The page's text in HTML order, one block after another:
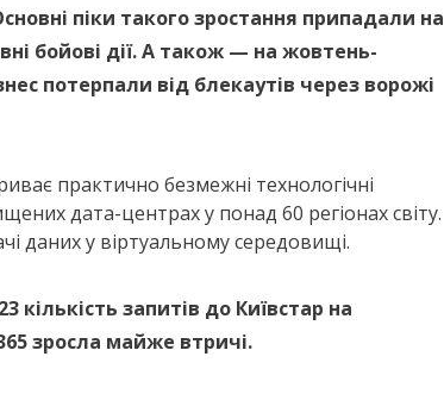
піки такого зростання припадали на
бойові дії. А також — на жовтень-
потерпали від блекаутів через ворожі
практично безмежні технологічні
дата-центрах у понад 60 регіонах світу.
даних у віртуальному середовищі.
кількість запитів до Київстар на
зросла майже втричі.